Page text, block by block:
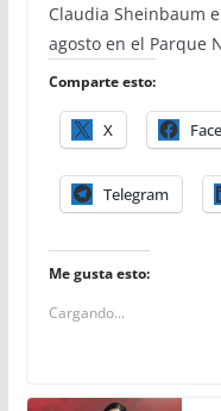
Claudia Sheinbaum
agosto en el Parque
Comparte esto:
X
Telegram
Me gusta esto:
Cargando...